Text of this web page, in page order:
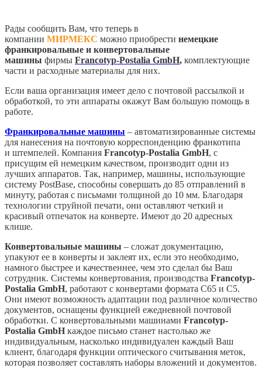
Рады сообщить Вам, что теперь в
компании МИРМЕКС можно приобрести немецкие
франкировальные и конвертовальные
машины фирмы Francotyp-Postalia GmbH, комплектующие
части и расходные материалы для них.
Если ваша организация имеет дело с почтовой рассылкой и
обработкой, то эти аппараты окажут Вам большую помощь в
работе.
Франкировальные машины – автоматизированные системы
для нанесения на почтовую корреспонденцию франкотипа
и штемпелей. Компания Francotyp-Postalia GmbH, с
присущим ей немецким качеством, производит одни из
лучших аппаратов. Так, например, машины, использующие
систему PostBase, способны совершать до 85 отправлений в
минуту, работая с письмами толщиной до 10 мм. Благодаря
технологии струйной печати, они оставляют четкий и
красивый отпечаток на конверте. Имеют до 20 адресных
клише.
Конвертовальные машины – сложат документацию,
упакуют ее в конверты и заклеят их, если это необходимо,
намного быстрее и качественнее, чем это сделал бы Ваш
сотрудник. Системы конвертования, производства Francotyp-
Postalia GmbH, работают с конвертами формата С65 и С5.
Они имеют возможность адаптации под различное количество
документов, оснащены функцией ежедневной почтовой
обработки. С конвертовальными машинами Francotyp-
Postalia GmbH каждое письмо станет настолько же
индивидуальным, насколько индивидуален каждый Ваш
клиент, благодаря функции оптического считывания меток,
которая позволяет составлять наборы вложений и документов.